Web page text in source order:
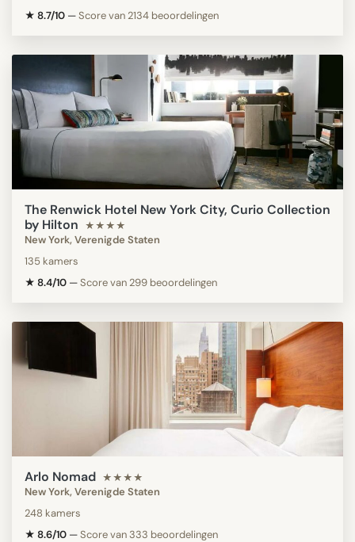
★ 8.7/10 —Score van 2134 beoordelingen
The Renwick Hotel New York City, Curio Collection
by Hilton
★★★★
New York, Verenigde Staten
135 kamers
★ 8.4/10 —Score van 299 beoordelingen
Arlo Nomad ★★★★
New York, Verenigde Staten
248 kamers
★ 8.6/10 —Score van 333 beoordelingen